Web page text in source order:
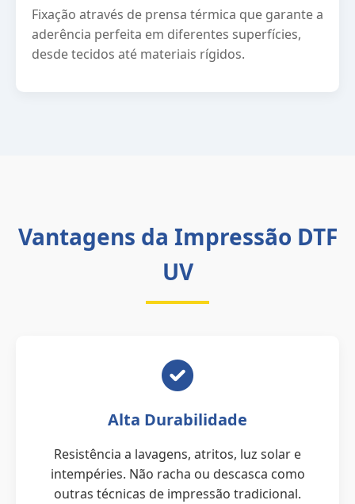
Fixação através de prensa térmica que garante a
aderência perfeita em diferentes superfícies,
desde tecidos até materiais rígidos.
Vantagens da Impressão DTF
UV
Alta Durabilidade
Resistência a lavagens, atritos, luz solar e
intempéries. Não racha ou descasca como
outras técnicas de impressão tradicional.